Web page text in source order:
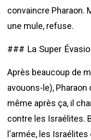
convaincre Pharaon.
une mule, refuse.
### La Super
Après beaucoup de
avouons-le), Pharaon
même après ça, il
contre les Israélites.
l'armée, les